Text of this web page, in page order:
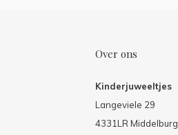
Over ons
Kinderjuweeltjes
Langeviele 29
4331LR Middelburg